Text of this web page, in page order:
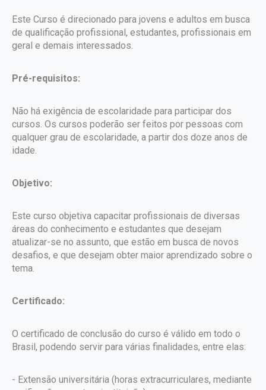
Este Curso é direcionado para jovens e adultos em busca
de qualificação profissional, estudantes, profissionais em
geral e demais interessados.
Pré-requisitos:
Não há exigência de escolaridade para participar dos
cursos. Os cursos poderão ser feitos por pessoas com
qualquer grau de escolaridade, a partir dos doze anos de
idade.
Objetivo:
Este curso objetiva capacitar profissionais de diversas
áreas do conhecimento e estudantes que desejam
atualizar-se no assunto, que estão em busca de novos
desafios, e que desejam obter maior aprendizado sobre o
tema.
Certificado:
O certificado de conclusão do curso é válido em todo o
Brasil, podendo servir para várias finalidades, entre elas:
- Extensão universitária (horas extracurriculares, mediante